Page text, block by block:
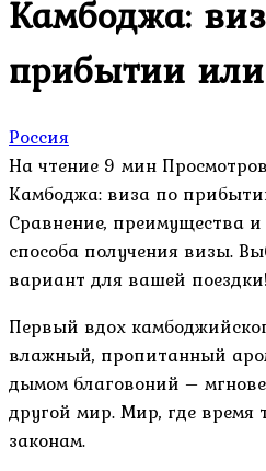
Камбоджа:
прибытии
Россия
На чтение 9 мин Просмотров
Камбоджа: виза по
Сравнение, преимущества
способа получения визы.
вариант для вашей
Первый вдох
влажный, пропитанный
дымом благовоний –
другой мир. Мир, где время
законам.